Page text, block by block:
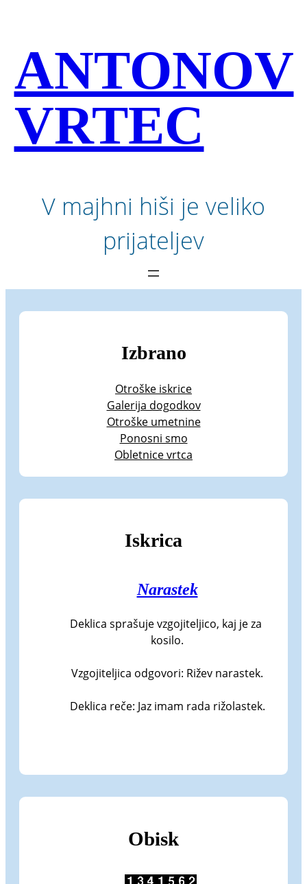
ANTONOV
VRTEC
V majhni hiši je veliko
prijateljev
Izbrano
Otroške iskrice
Galerija dogodkov
Otroške umetnine
Ponosni smo
Obletnice vrtca
Iskrica
Narastek
Deklica sprašuje vzgojiteljico, kaj je za
kosilo.
Vzgojiteljica odgovori: Rižev narastek.
Deklica reče: Jaz imam rada rižolastek.
Obisk